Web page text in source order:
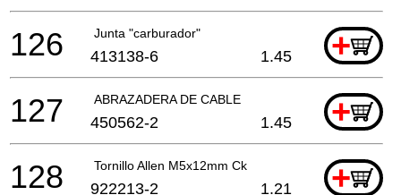
Junta "carburador" +
126 413138-6 1.45
ABRAZADERA DE CABLE +
127 450562-2 1.45
Tornillo Allen M5x12mm Ck +
128 922213-2 1.21